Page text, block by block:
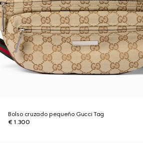
Bolso cruzado pequeño Gucci Tag
€ 1.300